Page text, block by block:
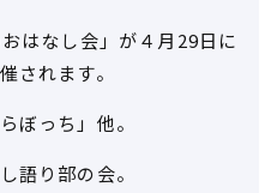
はなし会」が４月29日に
されます。
ぼっち」他。
語り部の会。